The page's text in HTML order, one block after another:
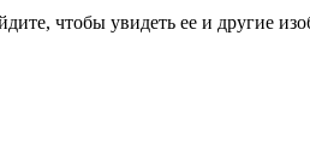
чтобы увидеть ее и другие